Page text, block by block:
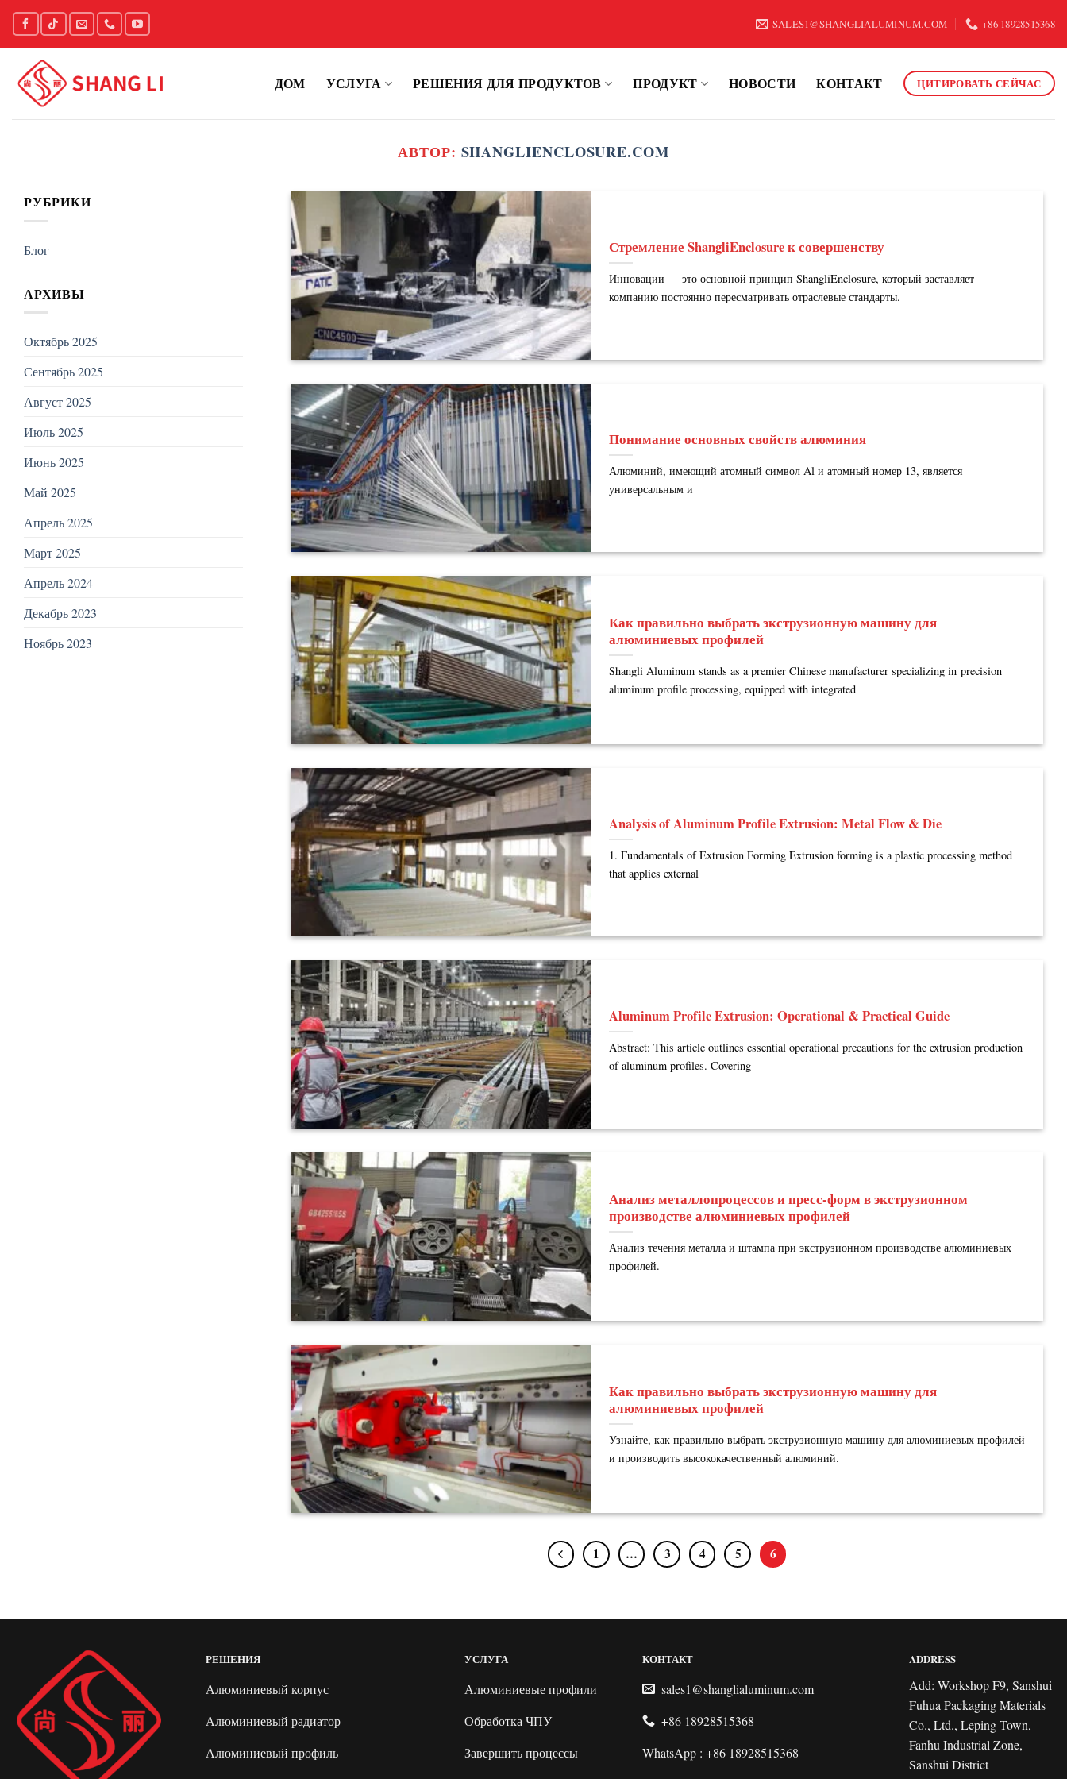
Skip
content
SALES1@SHANGLIALUMINUM.COM +86 18928515368
ДОМ УСЛУГА РЕШЕНИЯ ДЛЯ ПРОДУКТОВ ПРОДУКТ НОВОСТИ КОНТАКТ ЦИТИРОВАТЬ СЕЙЧАС
АВТОР: SHANGLIENCLOSURE.COM
РУБРИКИ
Блог
АРХИВЫ
Октябрь 2025
Сентябрь 2025
Август 2025
Июль 2025
Июнь 2025
Май 2025
Апрель 2025
Март 2025
Апрель 2024
Декабрь 2023
Ноябрь 2023
Стремление ShangliEnclosure к совершенству
Инновации — это основной принцип ShangliEnclosure, который заставляет
компанию постоянно пересматривать отраслевые стандарты.
Понимание основных свойств алюминия
Алюминий, имеющий атомный символ Al и атомный номер 13, является
универсальным и
Как правильно выбрать экструзионную машину для
алюминиевых профилей
Shangli Aluminum stands as a premier Chinese manufacturer specializing in precision
aluminum profile processing, equipped with integrated
Analysis of Aluminum Profile Extrusion: Metal Flow & Die
1. Fundamentals of Extrusion Forming Extrusion forming is a plastic processing method
that applies external
Aluminum Profile Extrusion: Operational & Practical Guide
Abstract: This article outlines essential operational precautions for the extrusion production
of aluminum profiles. Covering
Анализ металлопроцессов и пресс-форм в экструзионном
производстве алюминиевых профилей
Анализ течения металла и штампа при экструзионном производстве алюминиевых
профилей.
Как правильно выбрать экструзионную машину для
алюминиевых профилей
Узнайте, как правильно выбрать экструзионную машину для алюминиевых профилей
и производить высококачественный алюминий.
1 … 3 4 5 6
РЕШЕНИЯ
Алюминиевый корпус
Алюминиевый радиатор
Алюминиевый профиль
УСЛУГА
Алюминиевые профили
Обработка ЧПУ
Завершить процессы
КОНТАКТ
sales1@shanglialuminum.com
+86 18928515368
WhatsApp : +86 18928515368
ADDRESS
Add: Workshop F9, Sanshui
Fuhua Packaging Materials
Co., Ltd., Leping Town,
Fanhu Industrial Zone,
Sanshui District